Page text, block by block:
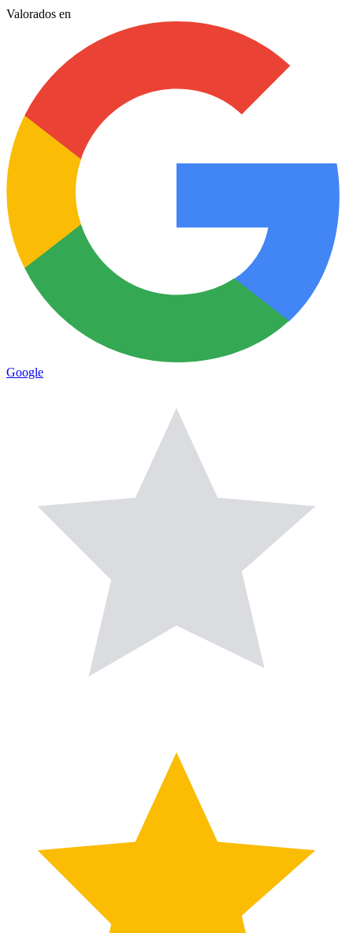
Valorados en
Google